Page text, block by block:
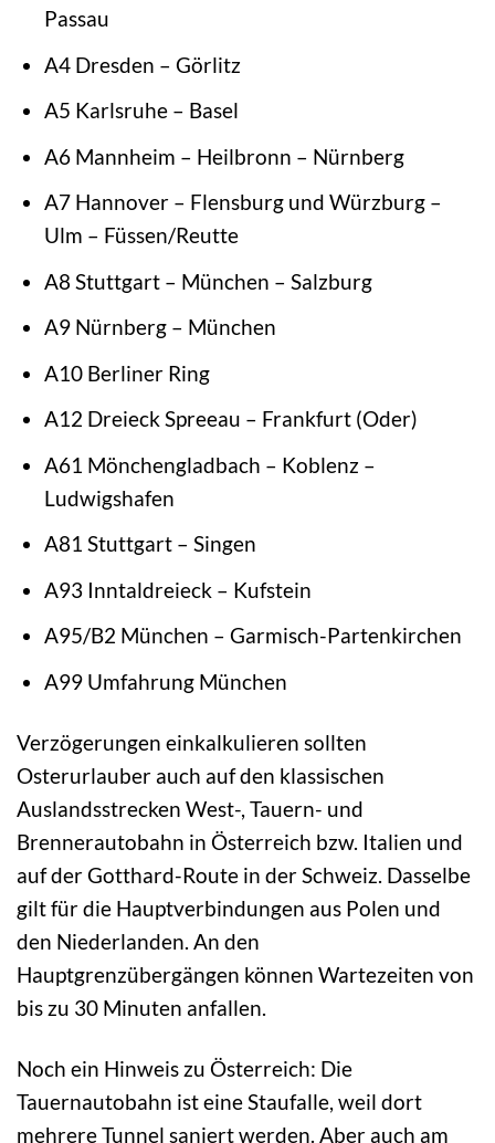
Passau
A4 Dresden – Görlitz
A5 Karlsruhe – Basel
A6 Mannheim – Heilbronn – Nürnberg
A7 Hannover – Flensburg und Würzburg –
Ulm – Füssen/Reutte
A8 Stuttgart – München – Salzburg
A9 Nürnberg – München
A10 Berliner Ring
A12 Dreieck Spreeau – Frankfurt (Oder)
A61 Mönchengladbach – Koblenz –
Ludwigshafen
A81 Stuttgart – Singen
A93 Inntaldreieck – Kufstein
A95/B2 München – Garmisch-Partenkirchen
A99 Umfahrung München
Verzögerungen einkalkulieren sollten
Osterurlauber auch auf den klassischen
Auslandsstrecken West-, Tauern- und
Brennerautobahn in Österreich bzw. Italien und
auf der Gotthard-Route in der Schweiz. Dasselbe
gilt für die Hauptverbindungen aus Polen und
den Niederlanden. An den
Hauptgrenzübergängen können Wartezeiten von
bis zu 30 Minuten anfallen.
Noch ein Hinweis zu Österreich: Die
Tauernautobahn ist eine Staufalle, weil dort
mehrere Tunnel saniert werden. Aber auch am